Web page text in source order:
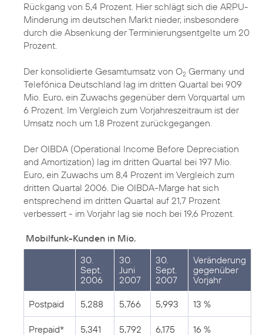
Rückgang von 5,4 Prozent. Hier schlägt sich die ARPU-
Minderung im deutschen Markt nieder, insbesondere
durch die Absenkung der Terminierungsentgelte um 20
Prozent.
Der konsolidierte Gesamtumsatz von O2 Germany und
Telefónica Deutschland lag im dritten Quartal bei 909
Mio. Euro, ein Zuwachs gegenüber dem Vorquartal um
6 Prozent. Im Vergleich zum Vorjahreszeitraum ist der
Umsatz noch um 1,8 Prozent zurückgegangen.
Der OIBDA (Operational Income Before Depreciation
and Amortization) lag im dritten Quartal bei 197 Mio.
Euro, ein Zuwachs um 8,4 Prozent im Vergleich zum
dritten Quartal 2006. Die OIBDA-Marge hat sich
entsprechend im dritten Quartal auf 21,7 Prozent
verbessert - im Vorjahr lag sie noch bei 19,6 Prozent.
Mobilfunk-Kunden in Mio.
30.
Sept.
2006
30.
Juni
2007
30.
Sept.
2007
Veränderung
gegenüber
Vorjahr
Postpaid 5,288 5,766 5,993 13 %
Prepaid* 5,341 5,792 6,175 16 %